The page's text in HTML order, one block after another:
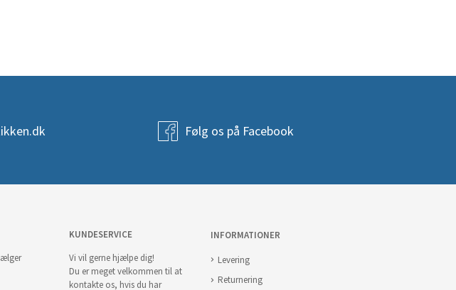
Følg os på Facebook
KUNDESERVICE
Vi vil gerne hjælpe dig!
Du er meget velkommen til at
kontakte os, hvis du har
INFORMATIONER
Levering
Returnering